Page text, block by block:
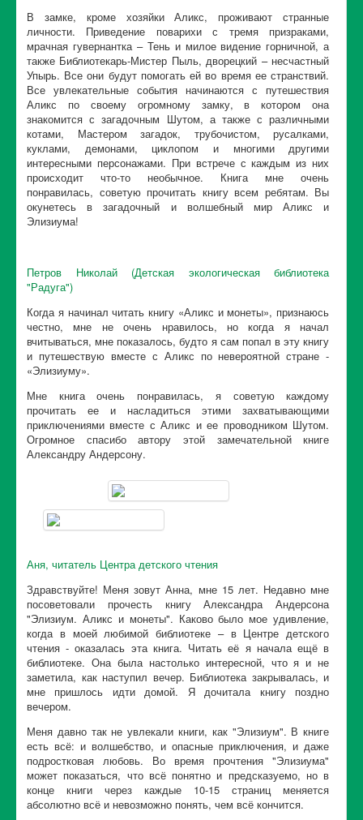
В замке, кроме хозяйки Аликс, проживают странные
личности. Приведение поварихи с тремя призраками,
мрачная гувернантка – Тень и милое видение горничной, а
также Библиотекарь-Мистер Пыль, дворецкий – несчастный
Упырь. Все они будут помогать ей во время ее странствий.
Все увлекательные события начинаются с путешествия
Аликс по своему огромному замку, в котором она
знакомится с загадочным Шутом, а также с различными
котами, Мастером загадок, трубочистом, русалками,
куклами, демонами, циклопом и многими другими
интересными персонажами. При встрече с каждым из них
происходит что-то необычное. Книга мне очень
понравилась, советую прочитать книгу всем ребятам. Вы
окунетесь в загадочный и волшебный мир Аликс и
Элизиума!
Петров Николай (Детская экологическая библиотека
"Радуга")
Когда я начинал читать книгу «Аликс и монеты», признаюсь
честно, мне не очень нравилось, но когда я начал
вчитываться, мне показалось, будто я сам попал в эту книгу
и путешествую вместе с Аликс по невероятной стране -
«Элизиуму».
Мне книга очень понравилась, я советую каждому
прочитать ее и насладиться этими захватывающими
приключениями вместе с Аликс и ее проводником Шутом.
Огромное спасибо автору этой замечательной книге
Александру Андерсону.
Аня, читатель Центра детского чтения
Здравствуйте! Меня зовут Анна, мне 15 лет. Недавно мне
посоветовали прочесть книгу Александра Андерсона
"Элизиум. Аликс и монеты". Каково было мое удивление,
когда в моей любимой библиотеке – в Центре детского
чтения - оказалась эта книга. Читать её я начала ещё в
библиотеке. Она была настолько интересной, что я и не
заметила, как наступил вечер. Библиотека закрывалась, и
мне пришлось идти домой. Я дочитала книгу поздно
вечером.
Меня давно так не увлекали книги, как "Элизиум". В книге
есть всё: и волшебство, и опасные приключения, и даже
подростковая любовь. Во время прочтения "Элизиума"
может показаться, что всё понятно и предсказуемо, но в
конце книги через каждые 10-15 страниц меняется
абсолютно всё и невозможно понять, чем всё кончится.